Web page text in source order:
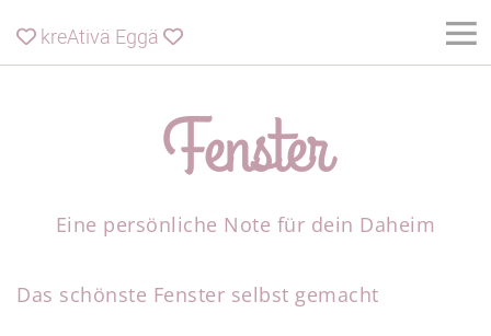
 kreAtivä Eggä 
Fenster
Eine persönliche Note für dein Daheim
Das schönste Fenster selbst gemacht